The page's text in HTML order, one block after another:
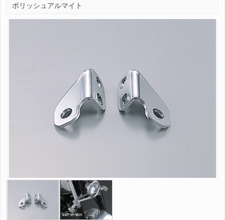
ポリッシュアルマイト